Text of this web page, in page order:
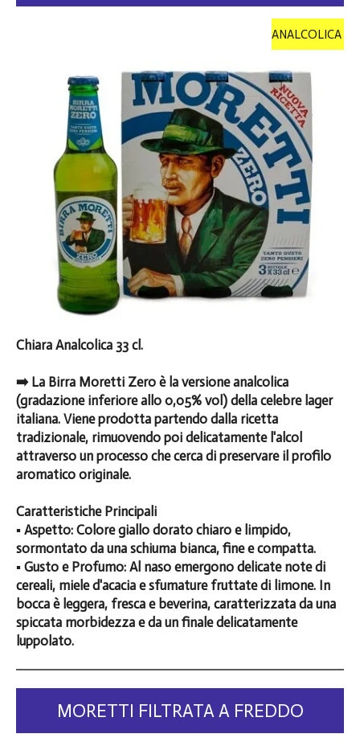
ANALCOLICA
Chiara Analcolica 33 cl.
➡️ La Birra Moretti Zero è la versione analcolica
(gradazione inferiore allo 0,05% vol) della celebre lager
italiana. Viene prodotta partendo dalla ricetta
tradizionale, rimuovendo poi delicatamente l'alcol
attraverso un processo che cerca di preservare il profilo
aromatico originale.
Caratteristiche Principali
▪️ Aspetto: Colore giallo dorato chiaro e limpido,
sormontato da una schiuma bianca, fine e compatta.
▪️ Gusto e Profumo: Al naso emergono delicate note di
cereali, miele d'acacia e sfumature fruttate di limone. In
bocca è leggera, fresca e beverina, caratterizzata da una
spiccata morbidezza e da un finale delicatamente
luppolato.
MORETTI FILTRATA A FREDDO